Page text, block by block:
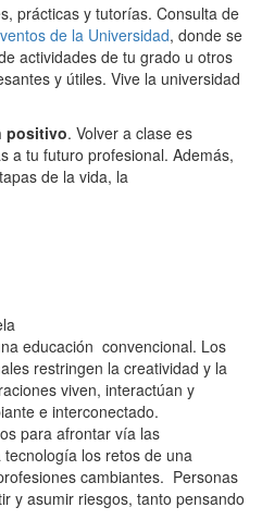
prácticas y tutorías. Consulta de
de la Universidad, donde se
actividades de tu grado u otros
y útiles. Vive la universidad
positivo. Volver a clase es
a tu futuro profesional. Además,
de la vida, la
educación convencional. Los
restringen la creatividad y la
viven, interactúan y
e interconectado.
para afrontar vía las
los retos de una
cambiantes. Personas
y asumir riesgos, tanto pensando